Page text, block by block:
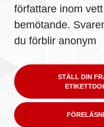
författare inom
bemötande.
du förblir anonym
STÄLL DIN